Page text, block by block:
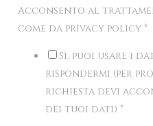
Acconsento al
come da privacy policy *
Sì, puoi usare i
rispondermi (per
richiesta devi
dei tuoi dati) *